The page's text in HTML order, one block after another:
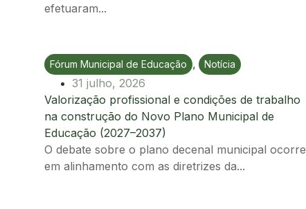
efetuaram...
Ir para postagem
Fórum Municipal de Educação , Notícia
31 julho, 2026
Valorização profissional e condições de trabalho
na construção do Novo Plano Municipal de
Educação (2027–2037)
O debate sobre o plano decenal municipal ocorre
em alinhamento com as diretrizes da...